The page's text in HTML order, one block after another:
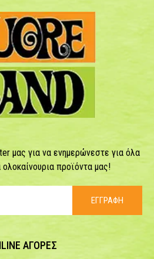
μας για να ενημερώνεστε για όλα
προϊόντα μας!
ΕΓΓΡΑΦΗ
ΑΓΟΡΕΣ